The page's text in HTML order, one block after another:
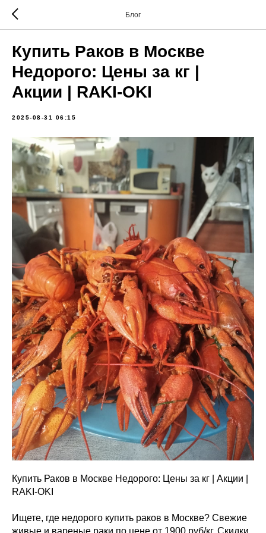
Блог
Купить Раков в Москве
Недорого: Цены за кг |
Акции | RAKI-OKI
2025-08-31 06:15
Купить Раков в Москве Недорого: Цены за кг | Акции |
RAKI-OKI
Ищете, где недорого купить раков в Москве? Свежие
живые и вареные раки по цене от 1900 руб/кг. Скидки